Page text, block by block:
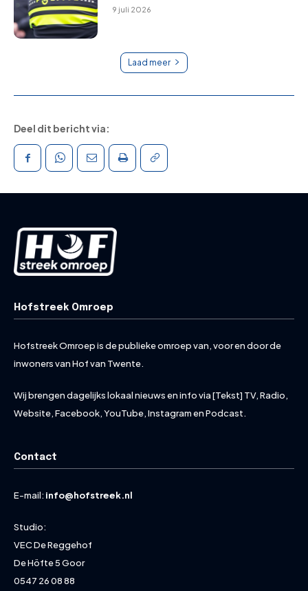
9 juli 2026
Laad meer
Deel dit bericht via:
Hofstreek Omroep
Hofstreek Omroep is de publieke omroep van, voor en door de
inwoners van Hof van Twente.
Wij brengen dagelijks lokaal nieuws en info via [Tekst] TV, Radio,
Website, Facebook, YouTube, Instagram en Podcast.
Contact
E-mail: info@hofstreek.nl
Studio:
VEC De Reggehof
De Höfte 5 Goor
0547 26 08 88